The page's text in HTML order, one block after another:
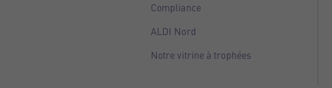
Compliance
ALDI Nord
Notre vitrine à trophées